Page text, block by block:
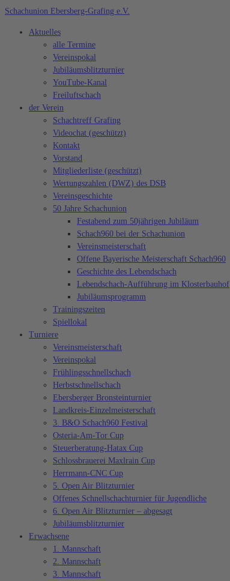
Zum
springen
Schachunion Ebersberg-Grafing e.V.
Aktuelles
alle Termine
Vereinspokal
Jubiläumsblitzturnier
YouTube-Kanal
Freiluftschach
der Verein
Schachtreff Grafing
Videochat (geschützt)
Kontakt
Vorstand
Mitgliederliste (geschützt)
Wertungszahlen (DWZ) des DSB
Vereinsgeschichte
50 Jahre Schachunion
Festabend zum 50jährigen Jubiläum
Schach960 bei der Schachunion
Vereinsmeisterschaft
Offene Bayerische Meisterschaft Schach960
Geschichte des Lebendschach
Lebendschach-Aufführung im Klosterbauhof
Jubiläumsprogramm
Trainingszeiten
Spiellokal
Turniere
Vereinsmeisterschaft
Vereinspokal
Frühlingsschnellschach
Herbstschnellschach
Ebersberger Bronsteinturnier
Landkreis-Einzelmeisterschaft
3. B&O Schach960 Festival
Osteria-Am-Tor Cup
Steuerberatung-Hatax Cup
Schlossbrauerei Maxlrain Cup
Herrmann-CNC Cup
5. Open Air Blitzturnier
Offenes Schnellschachturnier für Jugendliche
6. Open Air Blitzturnier – abgesagt
Jubiläumsblitzturnier
Erwachsene
1. Mannschaft
2. Mannschaft
3. Mannschaft